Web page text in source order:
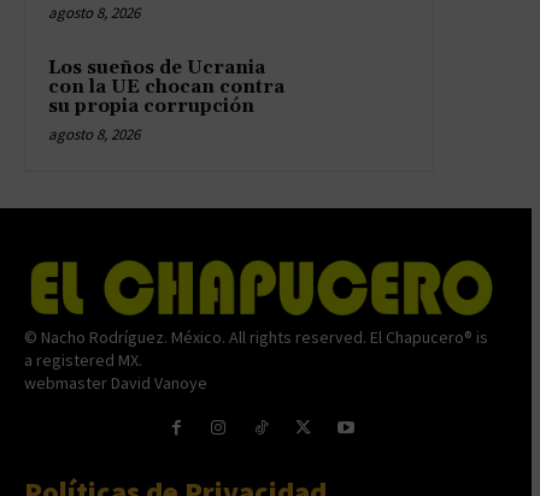
agosto 8, 2026
Los sueños de Ucrania
con la UE chocan contra
su propia corrupción
agosto 8, 2026
© Nacho Rodríguez. México. All rights reserved. El Chapucero® is
a registered MX.
webmaster David Vanoye